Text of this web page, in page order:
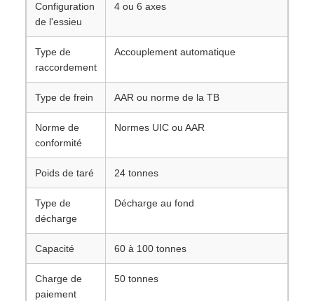
Configuration
de l'essieu
4 ou 6 axes
Type de
raccordement
Accouplement automatique
Type de frein AAR ou norme de la TB
Norme de
conformité
Normes UIC ou AAR
Poids de taré 24 tonnes
Type de
décharge
Décharge au fond
Capacité 60 à 100 tonnes
Charge de
paiement
50 tonnes